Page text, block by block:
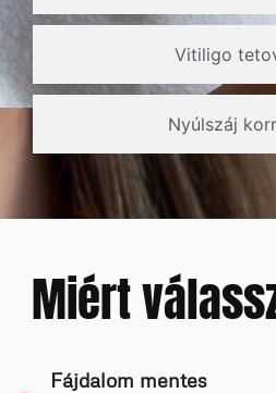
Vitiligo
Nyúlszáj
Miért
Fájdalom mentes